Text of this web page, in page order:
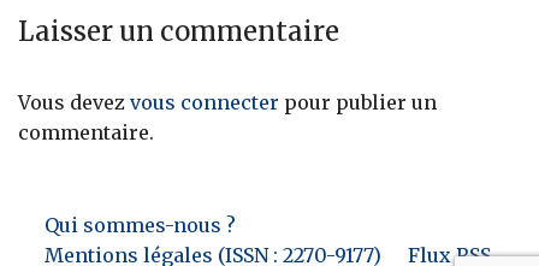
Laisser un commentaire
Vous devez vous connecter pour publier un
commentaire.
Qui sommes-nous ?
Mentions légales (ISSN : 2270-9177)
Flux RSS